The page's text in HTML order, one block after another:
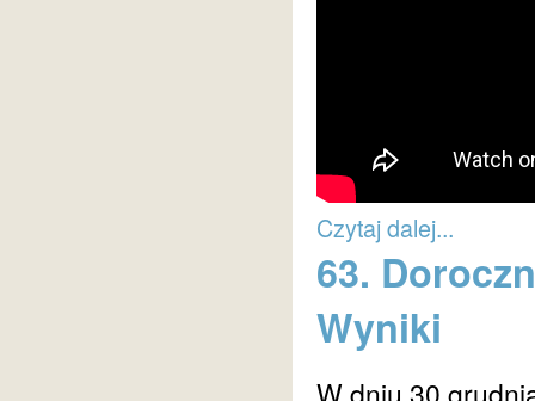
Czytaj dalej...
63.
Wyniki